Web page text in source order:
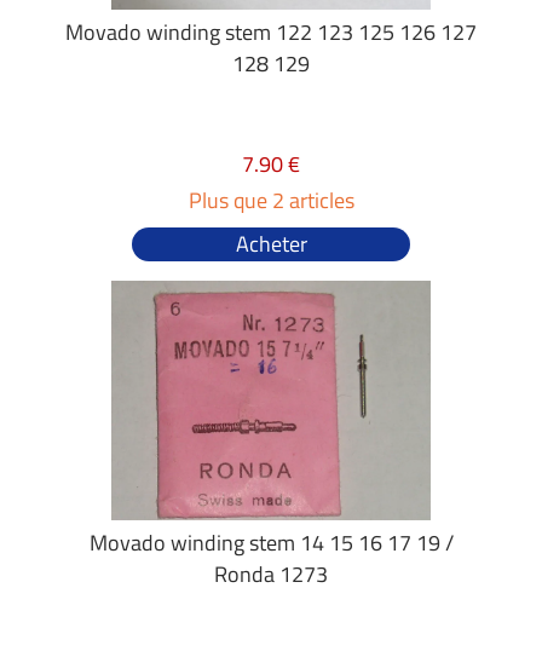
Movado winding stem 122 123 125 126 127
128 129
7.90 €
Plus que 2 articles
Acheter
Movado winding stem 14 15 16 17 19 /
Ronda 1273